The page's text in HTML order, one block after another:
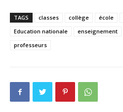
TAGS classes collège école
Education nationale
enseignement
professeurs